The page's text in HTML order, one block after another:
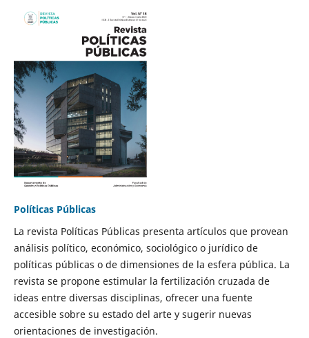
Políticas Públicas
La revista Políticas Públicas presenta artículos que provean
análisis político, económico, sociológico o jurídico de
políticas públicas o de dimensiones de la esfera pública. La
revista se propone estimular la fertilización cruzada de
ideas entre diversas disciplinas, ofrecer una fuente
accesible sobre su estado del arte y sugerir nuevas
orientaciones de investigación.